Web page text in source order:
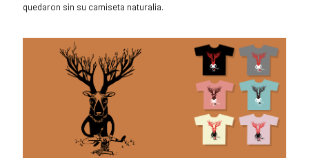
quedaron sin su camiseta naturalia.